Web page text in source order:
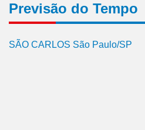
Previsão do Tempo
SÃO CARLOS São Paulo/SP